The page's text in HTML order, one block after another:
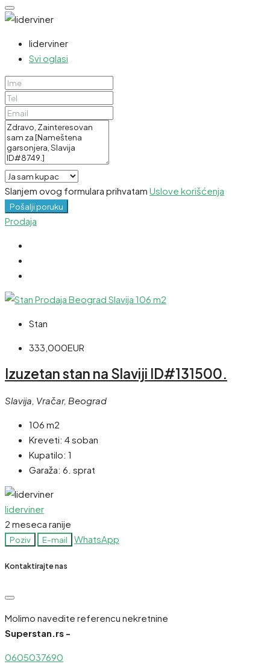
liderviner
Svi oglasi
Slanjem ovog formulara prihvatam Uslove korišćenja
Pošalji poruku
Prodaja
Stan
333,000EUR
Izuzetan stan na Slaviji ID#131500.
Slavija, Vračar, Beograd
106 m2
Kreveti: 4 soban
Kupatilo: 1
Garaža: 6. sprat
liderviner
2 meseca ranije
Poziv E-mail WhatsApp
Kontaktirajte nas
Molimo navedite referencu nekretnine
Superstan.rs -
0605037690